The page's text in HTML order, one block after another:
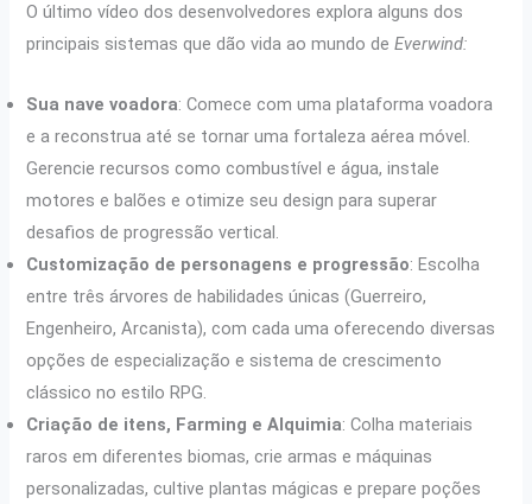
O último vídeo dos desenvolvedores explora alguns dos
principais sistemas que dão vida ao mundo deEverwind:
Sua nave voadora: Comece com uma plataforma voadora
e a reconstrua até se tornar uma fortaleza aérea móvel.
Gerencie recursos como combustível e água, instale
motores e balões e otimize seu design para superar
desafios de progressão vertical.
Customização de personagens e progressão: Escolha
entre três árvores de habilidades únicas (Guerreiro,
Engenheiro, Arcanista), com cada uma oferecendo diversas
opções de especialização e sistema de crescimento
clássico no estilo RPG.
Criação de itens, Farming e Alquimia: Colha materiais
raros em diferentes biomas, crie armas e máquinas
personalizadas, cultive plantas mágicas e prepare poções